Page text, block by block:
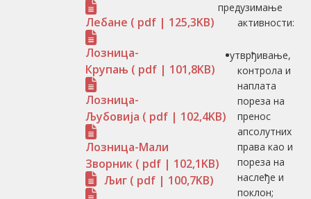
Лебане ( pdf | 125,3KB)
Лозница-
Крупањ ( pdf | 101,8KB)
Лозница-
Љубовија ( pdf | 102,4KB)
Лозница-Мали
Зворник ( pdf | 102,1KB)
Љиг ( pdf | 100,7KB)
предузимање
активности:
утврђивање,
контролa и
наплатa
пореза на
пренос
апсолутних
права као и
пореза на
наслеђе и
поклон;